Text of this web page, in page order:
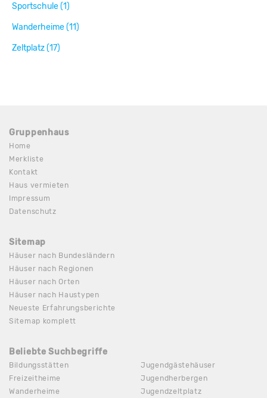
Sportschule (1)
Wanderheime (11)
Zeltplatz (17)
Gruppenhaus
Home
Merkliste
Kontakt
Haus vermieten
Impressum
Datenschutz
Sitemap
Häuser nach Bundesländern
Häuser nach Regionen
Häuser nach Orten
Häuser nach Haustypen
Neueste Erfahrungsberichte
Sitemap komplett
Beliebte Suchbegriffe
Bildungsstätten
Freizeitheime
Wanderheime
Jugendgästehäuser
Jugendherbergen
Jugendzeltplatz